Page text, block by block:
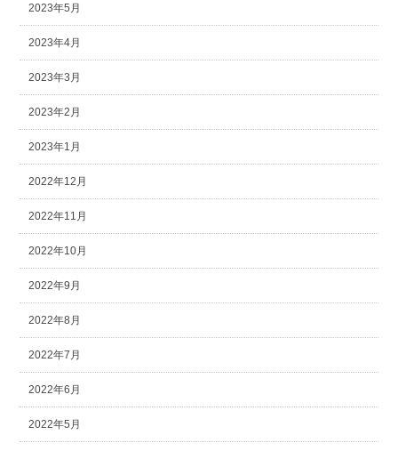
2023年5月
2023年4月
2023年3月
2023年2月
2023年1月
2022年12月
2022年11月
2022年10月
2022年9月
2022年8月
2022年7月
2022年6月
2022年5月